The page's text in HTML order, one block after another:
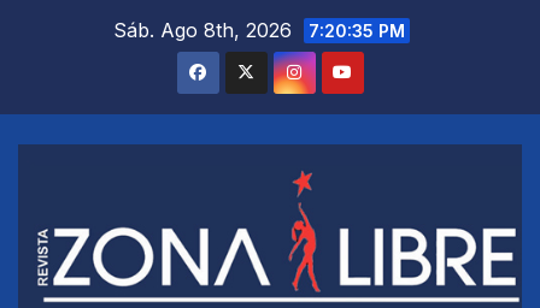
Sáb. Ago 8th, 2026 7:20:36 PM